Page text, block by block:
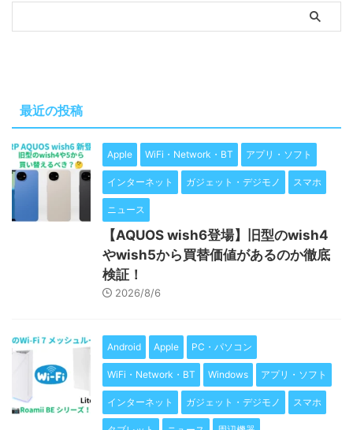
最近の投稿
Apple WiFi・Network・BT アプリ・ソフト
インターネット ガジェット・デジモノ スマホ
ニュース
【AQUOS wish6登場】旧型のwish4
やwish5から買替価値があるのか徹底
検証！
2026/8/6
Android Apple PC・パソコン
WiFi・Network・BT Windows アプリ・ソフト
インターネット ガジェット・デジモノ スマホ